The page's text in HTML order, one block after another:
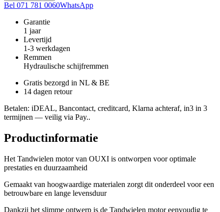
Bel 071 781 0060WhatsApp
Garantie
1 jaar
Levertijd
1-3 werkdagen
Remmen
Hydraulische schijfremmen
Gratis bezorgd in NL & BE
14 dagen retour
Betalen: iDEAL, Bancontact, creditcard, Klarna achteraf, in3 in 3
termijnen — veilig via Pay..
Productinformatie
Het Tandwielen motor van OUXI is ontworpen voor optimale
prestaties en duurzaamheid
Gemaakt van hoogwaardige materialen zorgt dit onderdeel voor een
betrouwbare en lange levensduur
Dankzij het slimme ontwerp is de Tandwielen motor eenvoudig te